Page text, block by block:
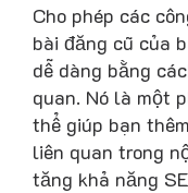
Cho phép các
bài đăng cũ của
dễ dàng bằng
quan. Nó là một
thể giúp bạn
liên quan trong
tăng khả năng